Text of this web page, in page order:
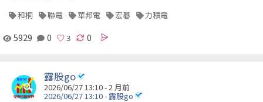
和桐 聯電 華邦電 宏碁 力積電
5929 0 0
露股go
2026/06/27 13:10 - 2 月前
2026/06/27 13:10 - 露股go